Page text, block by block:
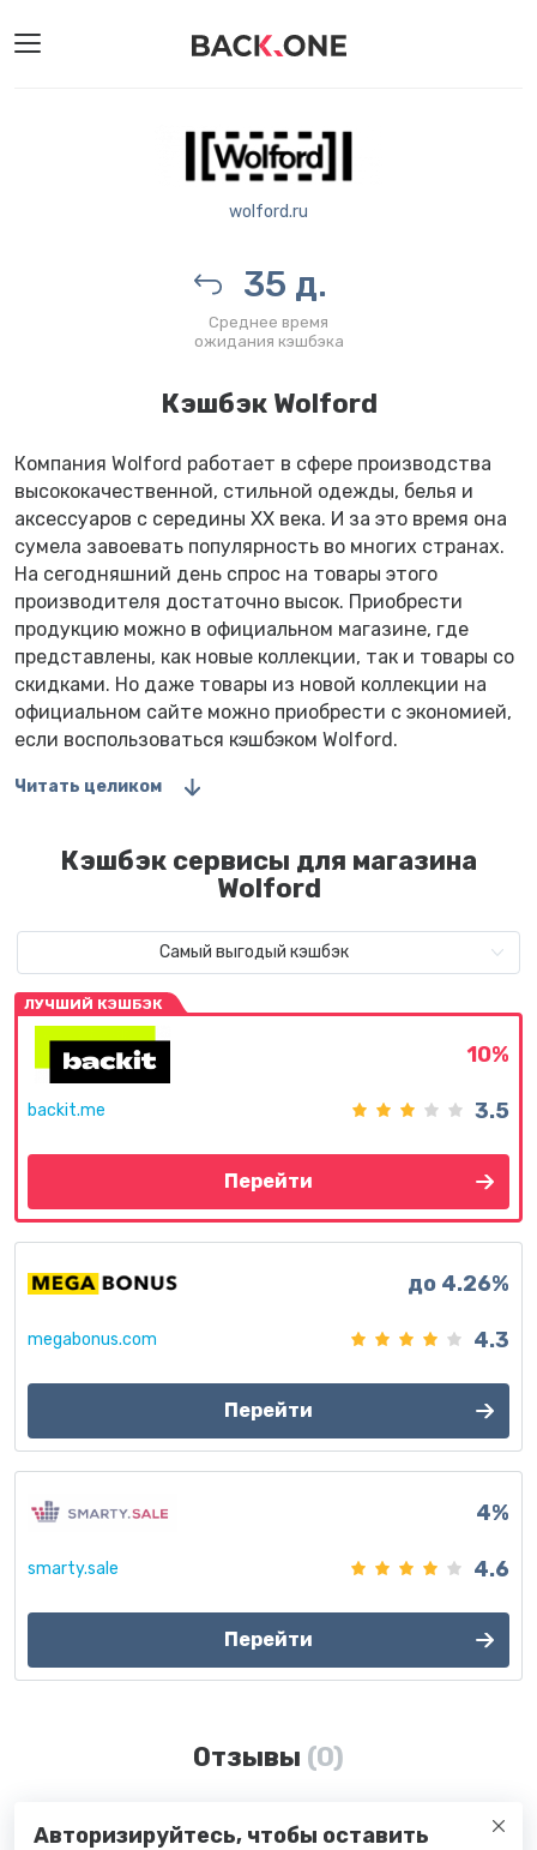
wolford.ru
35 д.
Среднее время
ожидания кэшбэка
Кэшбэк Wolford
Компания Wolford работает в сфере производства
высококачественной, стильной одежды, белья и
аксессуаров с середины XX века. И за это время она
сумела завоевать популярность во многих странах.
На сегодняшний день спрос на товары этого
производителя достаточно высок. Приобрести
продукцию можно в официальном магазине, где
представлены, как новые коллекции, так и товары со
скидками. Но даже товары из новой коллекции на
официальном сайте можно приобрести с экономией,
если воспользоваться кэшбэком Wolford.
Читать целиком
Кэшбэк сервисы для магазина
Wolford
Самый выгодый кэшбэк
ЛУЧШИЙ КЭШБЭК
backit.me
10%
3.5
Перейти
megabonus.com
до 4.26%
4.3
Перейти
smarty.sale
4%
4.6
Перейти
Отзывы (0)
Авторизируйтесь, чтобы оставить